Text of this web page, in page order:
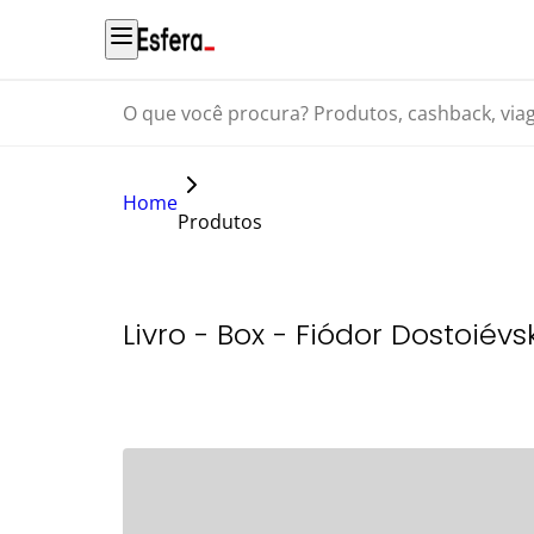
O que você procura? Produtos, cashback, viagens...
Home
Produtos
Livro - Box - Fiódor